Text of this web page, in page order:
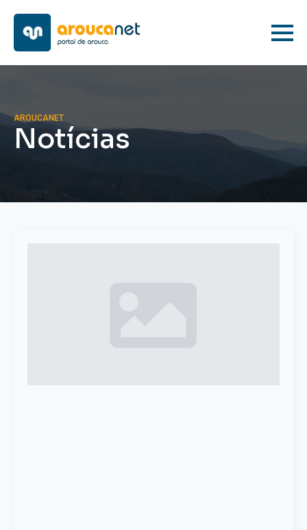
AROUCANET
Notícias